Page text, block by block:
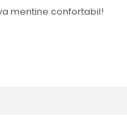
mentine confortabil!